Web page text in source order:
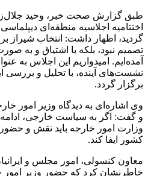
طبق گزارش صحت خبر، وحید
اختتامیه اجلاسیه منطقه‌ای
گردید، اظهار داشت: انتخاب شیراز
تصمیم نبود، بلکه با اشتیاق و به
آمده‌ایم. امیدواریم این اجلاس به
نشست‌های آینده، با تحلیل و بررسی
برگزار گردد.
وی اشاره‌ای به دیدگاه وزیر امور
و گفت: اگر به سیاست خارجی،
وزارت امور خارجه باید نقش و حضور
کشور ایفا کند.
معاون کنسولی، امور مجلس و
خاطرنشان کرد که حضور وزیر امور